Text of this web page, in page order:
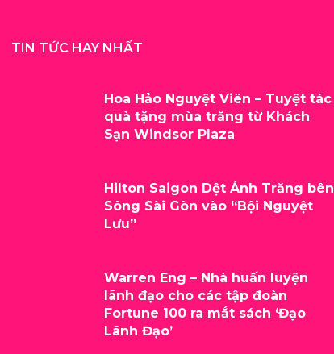
TIN TỨC HAY NHẤT
Hoa Hảo Nguyệt Viên – Tuyệt tác
quà tặng mùa trăng từ Khách
Sạn Windsor Plaza
Hilton Saigon Dệt Ánh Trăng bên
Sông Sài Gòn vào “Bội Nguyệt
Lưu”
Warren Eng – Nhà huấn luyện
lãnh đạo cho các tập đoàn
Fortune 100 ra mắt sách ‘Đạo
Lãnh Đạo’